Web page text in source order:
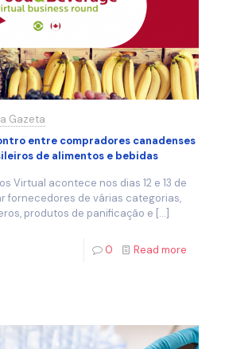
Gazeta
entre compradores canadenses
de alimentos e bebidas
Virtual acontece nos dias 12 e 13 de
fornecedores de várias categorias,
produtos de panificação e […]
0 Read more